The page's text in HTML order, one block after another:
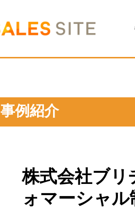
事例紹介
株式会社ブ
ォマーシャル